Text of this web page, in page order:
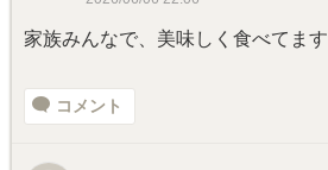
家族みんなで、美味しく食べてます
コメント